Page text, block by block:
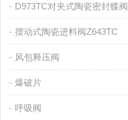
D973TC对夹式陶瓷密封蝶阀
摆动式陶瓷进料阀Z643TC
风包释压阀
爆破片
呼吸阀